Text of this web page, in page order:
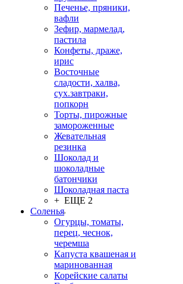
Печенье, пряники,
вафли
Зефир, мармелад,
пастила
Конфеты, драже,
ирис
Восточные
сладости, халва,
сух.завтраки,
попкорн
Торты, пирожные
замороженные
Жевательная
резинка
Шоколад и
шоколадные
батончики
Шоколадная паста
+ ЕЩЕ 2
Соленья
Огурцы, томаты,
перец, чеснок,
черемша
Капуста квашеная и
маринованная
Корейские салаты